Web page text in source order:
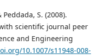
S. (2008).
scientific journal peer
and Engineering
10.1007/s11948-008-